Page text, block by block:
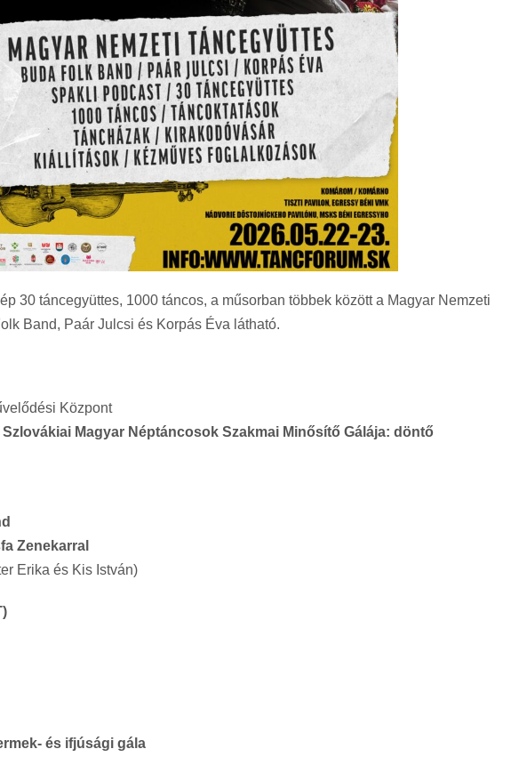
30 táncegyüttes, 1000 táncos, a műsorban többek között a Magyar Nemzeti
Band, Paár Julcsi és Korpás Éva látható.
Központ
Magyar Néptáncosok Szakmai Minősítő Gálája: döntő
Zenekarral
Erika és Kis István)
és ifjúsági gála